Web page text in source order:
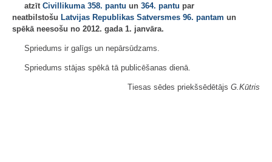
atzīt Civillikuma 358. pantu un 364. pantu par
neatbilstošu Latvijas Republikas Satversmes 96. pantam un
spēkā neesošu no 2012. gada 1. janvāra.
Spriedums ir galīgs un nepārsūdzams.
Spriedums stājas spēkā tā publicēšanas dienā.
Tiesas sēdes priekšsēdētājs G.Kūtris